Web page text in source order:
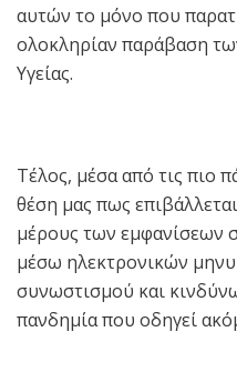
αυτών το μόνο που
ολοκληρίαν παράβαση
Υγείας.
Τέλος, μέσα από τις πιο
θέση μας πως
μέρους των εμφανίσεων
μέσω ηλεκτρονικών
συνωστισμού και
πανδημία που οδηγεί